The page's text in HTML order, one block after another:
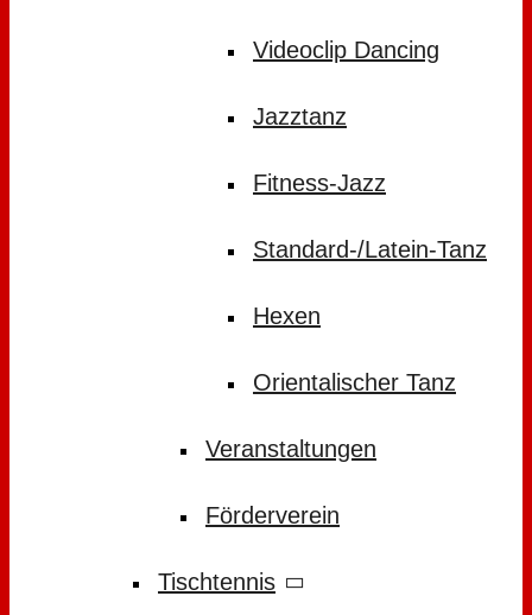
Videoclip Dancing
Jazztanz
Fitness-Jazz
Standard-/Latein-Tanz
Hexen
Orientalischer Tanz
Veranstaltungen
Förderverein
Tischtennis